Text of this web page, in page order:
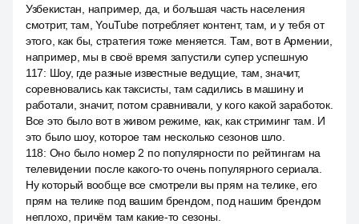
Узбекистан, например, да, и большая часть населения
смотрит, там, YouTube потребляет контент, там, и у тебя от
этого, как бы, стратегия тоже меняется. Там, вот в Армении,
например, мы в своё время запустили супер успешную
117: Шоу, где разные известные ведущие, там, значит,
соревновались как таксисты, там садились в машину и
работали, значит, потом сравнивали, у кого какой заработок.
Все это было вот в живом режиме, как, как стриминг там. И
это было шоу, которое там несколько сезонов шло.
118: Оно было номер 2 по популярности по рейтингам на
телевидении после какого-то очень популярного сериала.
Ну который вообще все смотрели вы прям на телике, его
прям на телике под вашим брендом, под нашим брендом
неплохо, причём там какие-то сезоны.